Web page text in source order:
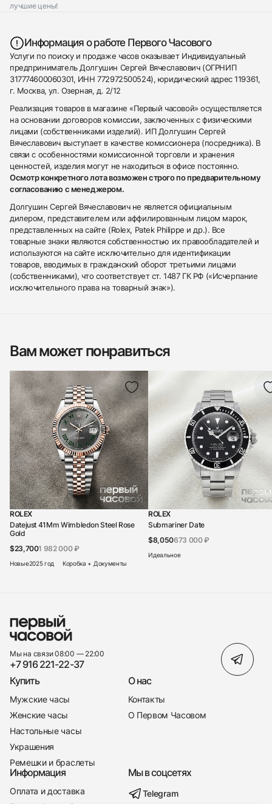
лучшие цены!
Информация о работе Первого Часового
Услуги по поиску и продаже часов оказывает Индивидуальный
предприниматель Долгушин Сергей Вячеславович (ОГРНИП
317774600060301, ИНН 772972500524), юридический адрес 119361,
г. Москва, ул. Озерная, д. 2/12
Реализация товаров в магазине «Первый часовой» осуществляется
на основании договоров комиссии, заключенных с физическими
лицами (собственниками изделий). ИП Долгушин Сергей
Вячеславович выступает в качестве комиссионера (посредника). В
связи с особенностями комиссионной торговли и хранения
ценностей, изделия могут не находиться в офисе постоянно.
Осмотр конкретного лота возможен строго по предварительному
согласованию с менеджером.
Долгушин Сергей Вячеславович не является официальным
дилером, представителем или аффилированным лицом марок,
представленных на сайте (Rolex, Patek Philippe и др.). Все
товарные знаки являются собственностью их правообладателей и
используются на сайте исключительно для идентификации
товаров, вводимых в гражданский оборот третьими лицами
(собственниками), что соответствует ст. 1487 ГК РФ («Исчерпание
исключительного права на товарный знак»).
Вам может понравиться
ROLEX
Datejust 41Mm Wimbledon Steel Rose
Gold
$23,7001 982 000 ₽
Новые2025 год Коробка + Документы
ROLEX
Submariner Date
$8,050673 000 ₽
Идеальное
Мы на связи 08:00 — 22:00
+7 916 221-22-37
Купить
Мужские часы
Женские часы
Настольные часы
Украшения
Ремешки и браслеты
О нас
Контакты
О Первом Часовом
Информация
Оплата и доставка
Мы в соцсетях
Telegram